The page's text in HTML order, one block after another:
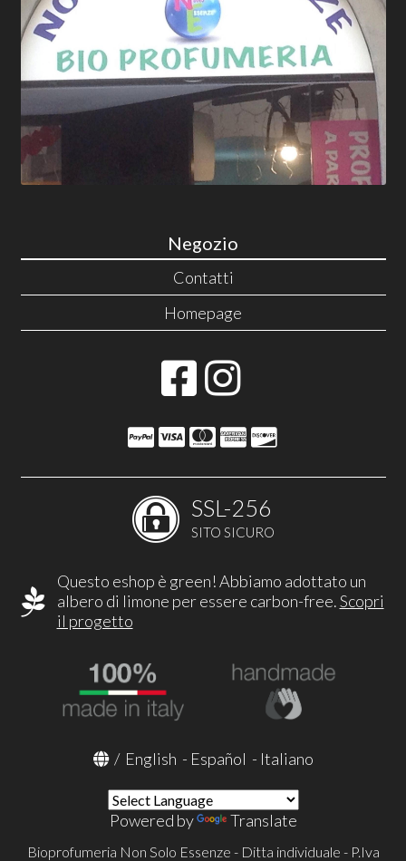
Negozio
Contatti
Homepage
SSL-256
SITO SICURO
Questo eshop è green! Abbiamo adottato un
albero di limone per essere carbon-free.Scopri
il progetto
/ English - Español - Italiano
Powered by Translate
Bioprofumeria Non Solo Essenze - Ditta individuale - P.Iva